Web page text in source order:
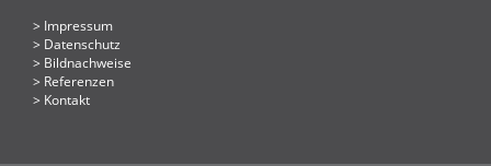
Impressum
Datenschutz
Bildnachweise
Referenzen
Kontakt